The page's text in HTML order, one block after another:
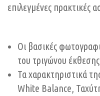
επιλεγμένες πρακτικές
Οι βασικές
του τριγώνου
Τα χαρακτηριστικά
White Balance,